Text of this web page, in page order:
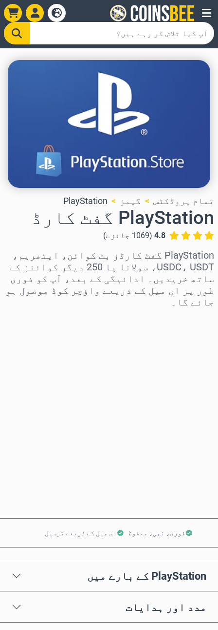
تمام پروڈکٹس گیمز PlayStation
PlayStation گفٹ کارڈ
4.8
(
1069 جائزے)
PlayStation گفٹ کارڈز بٹ کوائن، ایتھریم،
USDC، USDT، سولانا یا 250 دیگر کوائنز کے
ساتھ خریدیں۔ ادائیگی کے بعد، آپ کو فوری
طور پر ای میل کے ذریعے واؤچر کوڈ موصول ہو
جائے گا۔
فوری، نجی، محفوظ ای میل کے ذریعے ترسیل
PlayStation کے بارے میں
مدد اور ہدایات